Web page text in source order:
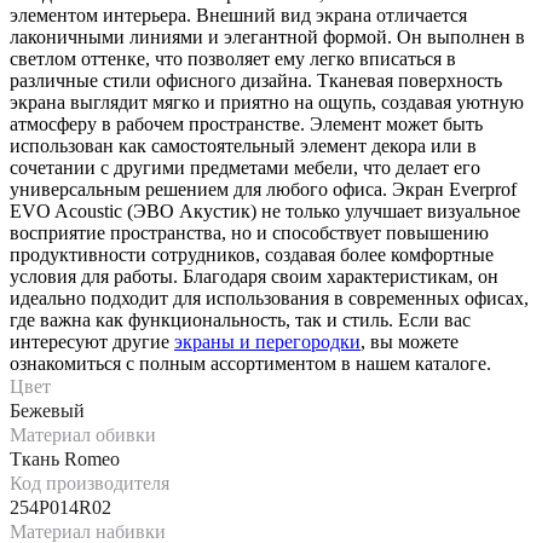
элементом интерьера. Внешний вид экрана отличается
лаконичными линиями и элегантной формой. Он выполнен в
светлом оттенке, что позволяет ему легко вписаться в
различные стили офисного дизайна. Тканевая поверхность
экрана выглядит мягко и приятно на ощупь, создавая уютную
атмосферу в рабочем пространстве. Элемент может быть
использован как самостоятельный элемент декора или в
сочетании с другими предметами мебели, что делает его
универсальным решением для любого офиса. Экран Everprof
EVO Acoustic (ЭВО Акустик) не только улучшает визуальное
восприятие пространства, но и способствует повышению
продуктивности сотрудников, создавая более комфортные
условия для работы. Благодаря своим характеристикам, он
идеально подходит для использования в современных офисах,
где важна как функциональность, так и стиль. Если вас
интересуют другие экраны и перегородки, вы можете
ознакомиться с полным ассортиментом в нашем каталоге.
Цвет
Бежевый
Материал обивки
Ткань Romeo
Код производителя
254P014R02
Материал набивки